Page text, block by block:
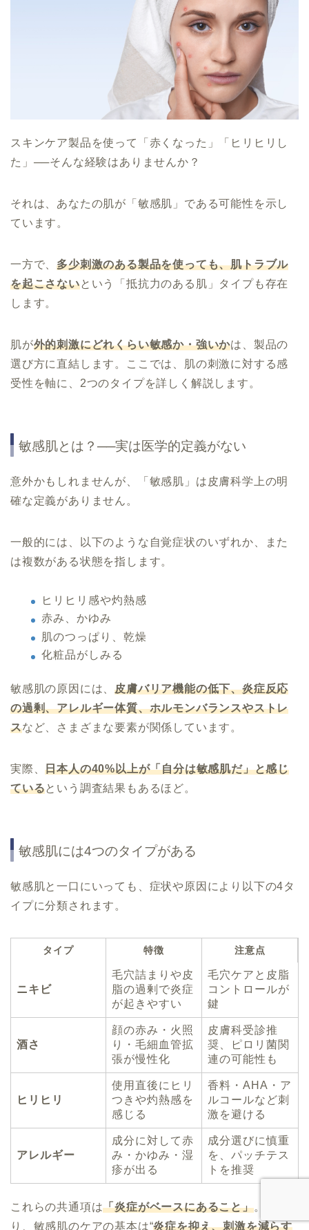
スキンケア製品を使って「赤くなった」「ヒリヒリし
た」──そんな経験はありませんか？
それは、あなたの肌が「敏感肌」である可能性を示し
ています。
一方で、多少刺激のある製品を使っても、肌トラブル
を起こさないという「抵抗力のある肌」タイプも存在
します。
肌が外的刺激にどれくらい敏感か・強いかは、製品の
選び方に直結します。ここでは、肌の刺激に対する感
受性を軸に、2つのタイプを詳しく解説します。
敏感肌とは？──実は医学的定義がない
意外かもしれませんが、「敏感肌」は皮膚科学上の明
確な定義がありません。
一般的には、以下のような自覚症状のいずれか、また
は複数がある状態を指します。
ヒリヒリ感や灼熱感
赤み、かゆみ
肌のつっぱり、乾燥
化粧品がしみる
敏感肌の原因には、皮膚バリア機能の低下、炎症反応
の過剰、アレルギー体質、ホルモンバランスやストレ
スなど、さまざまな要素が関係しています。
実際、日本人の40%以上が「自分は敏感肌だ」と感じ
ているという調査結果もあるほど。
敏感肌には4つのタイプがある
敏感肌と一口にいっても、症状や原因により以下の4タ
イプに分類されます。
タイプ 特徴 注意点
ニキビ
毛穴詰まりや皮
脂の過剰で炎症
が起きやすい
毛穴ケアと皮脂
コントロールが
鍵
酒さ
顔の赤み・火照
り・毛細血管拡
張が慢性化
皮膚科受診推
奨、ピロリ菌関
連の可能性も
ヒリヒリ
使用直後にヒリ
つきや灼熱感を
感じる
香料・AHA・ア
ルコールなど刺
激を避ける
アレルギー
成分に対して赤
み・かゆみ・湿
疹が出る
成分選びに慎重
を、パッチテス
トを推奨
これらの共通項は「炎症がベースにあること」。つま
り、敏感肌のケアの基本は“炎症を抑え、刺激を減らす